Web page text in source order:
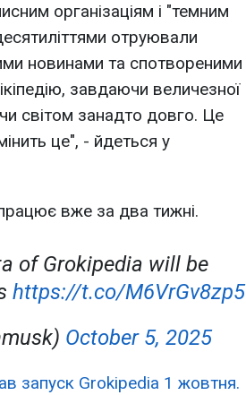
організаціям і "темним
отруювали
новинами та спотвореними
завдаючи величезної
світом занадто довго. Це
це", - йдеться у
вже за два тижні.
of Grokipedia will be
https://t.co/M6VrGv8zp5
October 5, 2025
запуск Grokipedia 1 жовтня.